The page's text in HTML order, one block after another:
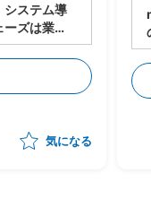
システム導
ーズは業
後各サプ
にあたり、
想定 -メー
項の管理
ー側の進捗
弊社が担
気になる